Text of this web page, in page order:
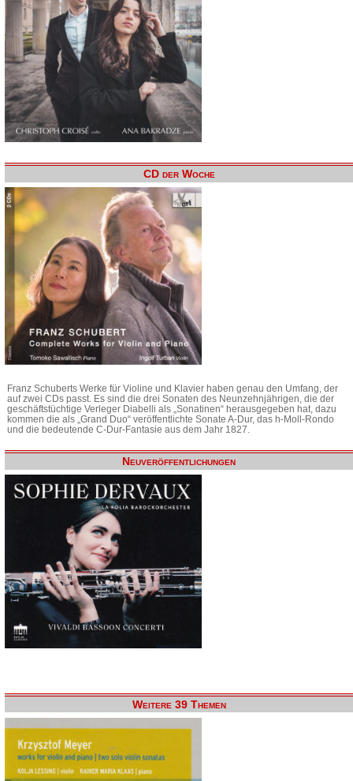
CD der Woche
Franz Schuberts Werke für Violine und Klavier haben genau den Umfang, der
auf zwei CDs passt. Es sind die drei Sonaten des Neunzehnjährigen, die der
geschäftstüchtige Verleger Diabelli als „Sonatinen“ herausgegeben hat, dazu
kommen die als „Grand Duo“ veröffentlichte Sonate A-Dur, das h-Moll-Rondo
und die bedeutende C-Dur-Fantasie aus dem Jahr 1827.
Neuveröffentlichungen
Weitere 39 Themen